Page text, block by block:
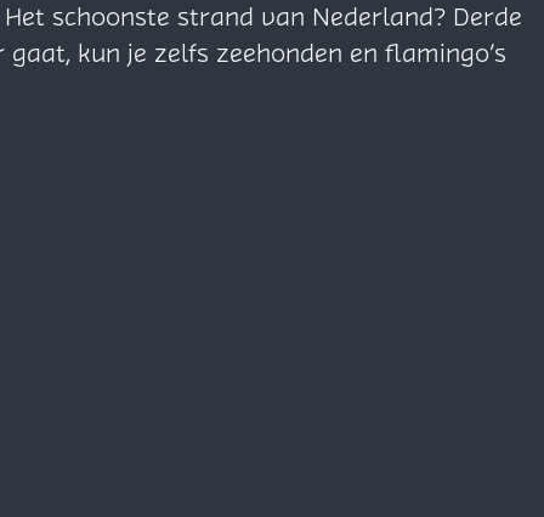
schoonste strand van Nederland? Derde
kun je zelfs zeehonden en flamingo’s